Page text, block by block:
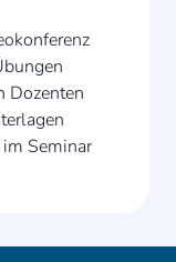
Dozenten
Seminar